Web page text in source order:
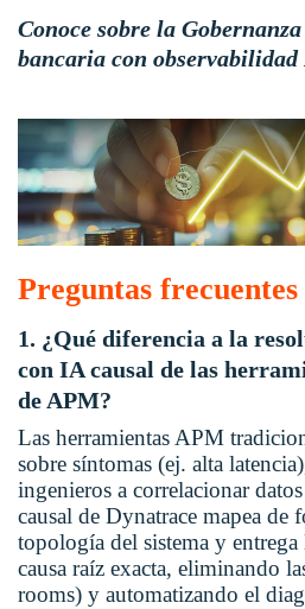
Conoce sobre la
bancaria con observabilidad
Preguntas
1. ¿Qué diferencia a la
con IA causal de las
de APM?
Las herramientas APM
sobre síntomas (ej. alta
ingenieros a correlacionar
causal de Dynatrace mapea de
topología del sistema y entrega
causa raíz exacta, eliminando
rooms) y automatizando el